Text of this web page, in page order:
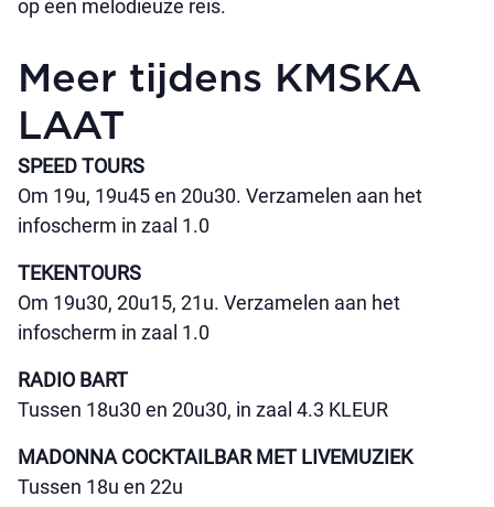
op een melodieuze reis.
Meer tijdens KMSKA
LAAT
SPEED TOURS
Om 19u, 19u45 en 20u30. Verzamelen aan het
infoscherm in zaal 1.0
TEKENTOURS
Om 19u30, 20u15, 21u. Verzamelen aan het
infoscherm in zaal 1.0
RADIO BART
Tussen 18u30 en 20u30, in zaal 4.3 KLEUR
MADONNA COCKTAILBAR MET LIVEMUZIEK
Tussen 18u en 22u